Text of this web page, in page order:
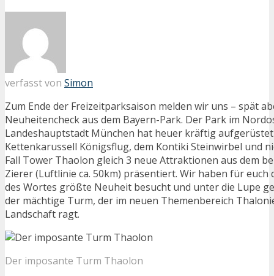
verfasst von Simon
Zum Ende der Freizeitparksaison melden wir uns – spät
Neuheitencheck aus dem Bayern-Park. Der Park im
Landeshauptstadt München hat heuer kräftig
Kettenkarussell Königsflug, dem Kontiki Steinwirbel und
Fall Tower Thaolon gleich 3 neue Attraktionen aus dem
Zierer (Luftlinie ca. 50km) präsentiert. Wir haben für euch
des Wortes größte Neuheit besucht und unter die Lupe
der mächtige Turm, der im neuen Themenbereich
Landschaft ragt.
Der imposante Turm Thaolon